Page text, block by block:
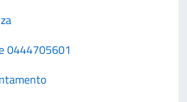
0444705601